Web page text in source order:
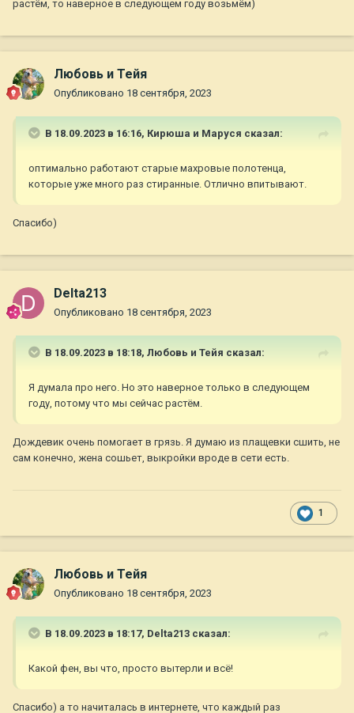
растём, то наверное в следующем году возьмём)
Любовь и Тейя
Опубликовано 18 сентября, 2023
В 18.09.2023 в 16:16, Кирюша и Маруся сказал:
оптимально работают старые махровые полотенца,
которые уже много раз стиранные. Отлично впитывают.
Спасибо)
Delta213
Опубликовано 18 сентября, 2023
В 18.09.2023 в 18:18, Любовь и Тейя сказал:
Я думала про него. Но это наверное только в следующем
году, потому что мы сейчас растём.
Дождевик очень помогает в грязь. Я думаю из плащевки сшить, не
сам конечно, жена сошьет, выкройки вроде в сети есть.
1
Любовь и Тейя
Опубликовано 18 сентября, 2023
В 18.09.2023 в 18:17, Delta213 сказал:
Какой фен, вы что, просто вытерли и всё!
Спасибо) а то начиталась в интернете, что каждый раз